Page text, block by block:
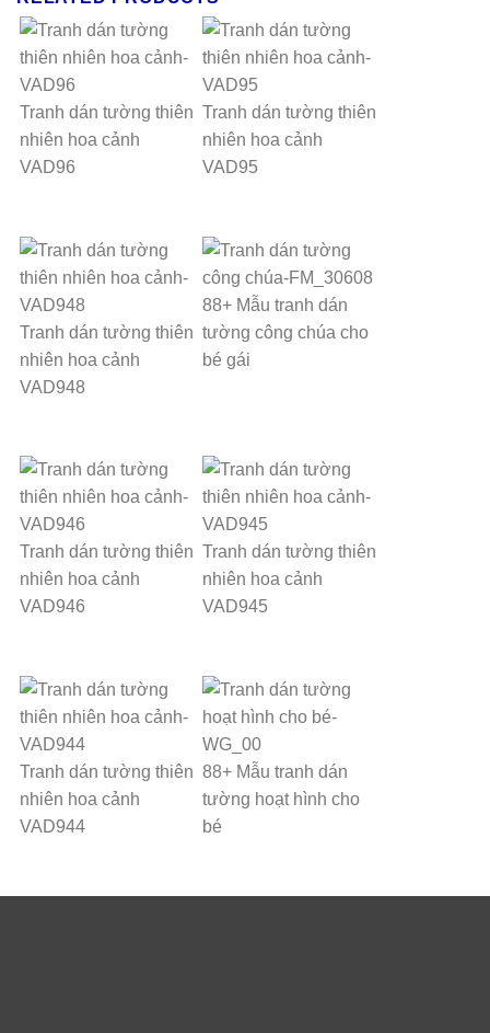
Tranh dán tường thiên
nhiên hoa cảnh
VAD96
Tranh dán tường thiên
nhiên hoa cảnh
VAD95
Tranh dán tường thiên
nhiên hoa cảnh
VAD948
88+ Mẫu tranh dán
tường công chúa cho
bé gái
Tranh dán tường thiên
nhiên hoa cảnh
VAD946
Tranh dán tường thiên
nhiên hoa cảnh
VAD945
Tranh dán tường thiên
nhiên hoa cảnh
VAD944
88+ Mẫu tranh dán
tường hoạt hình cho
bé